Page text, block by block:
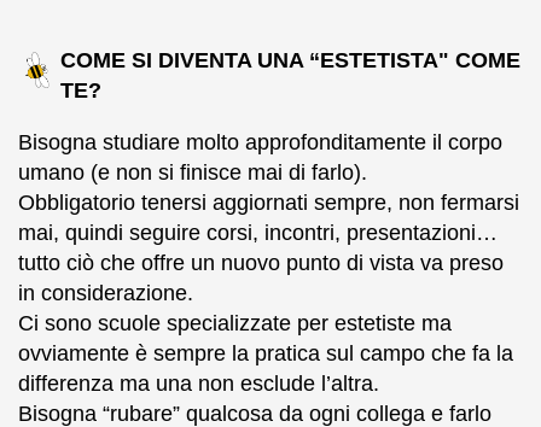
COME SI DIVENTA UNA “ESTETISTA" COME
TE?
Bisogna studiare molto approfonditamente il corpo
umano (e non si finisce mai di farlo).
Obbligatorio tenersi aggiornati sempre, non fermarsi
mai, quindi seguire corsi, incontri, presentazioni…
tutto ciò che offre un nuovo punto di vista va preso
in considerazione.
Ci sono scuole specializzate per estetiste ma
ovviamente è sempre la pratica sul campo che fa la
differenza ma una non esclude l’altra.
Bisogna “rubare” qualcosa da ogni collega e farlo